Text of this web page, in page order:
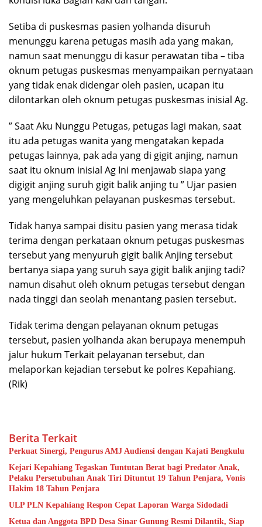
Setiba di puskesmas pasien yolhanda disuruh
menunggu karena petugas masih ada yang makan,
namun saat menunggu di kasur perawatan tiba – tiba
oknum petugas puskesmas menyampaikan pernyataan
yang tidak enak didengar oleh pasien, ucapan itu
dilontarkan oleh oknum petugas puskesmas inisial Ag.
” Saat Aku Nunggu Petugas, petugas lagi makan, saat
itu ada petugas wanita yang mengatakan kepada
petugas lainnya, pak ada yang di gigit anjing, namun
saat itu oknum inisial Ag Ini menjawab siapa yang
digigit anjing suruh gigit balik anjing tu ” Ujar pasien
yang mengeluhkan pelayanan puskesmas tersebut.
Tidak hanya sampai disitu pasien yang merasa tidak
terima dengan perkataan oknum petugas puskesmas
tersebut yang menyuruh gigit balik Anjing tersebut
bertanya siapa yang suruh saya gigit balik anjing tadi?
namun disahut oleh oknum petugas tersebut dengan
nada tinggi dan seolah menantang pasien tersebut.
Tidak terima dengan pelayanan oknum petugas
tersebut, pasien yolhanda akan berupaya menempuh
jalur hukum Terkait pelayanan tersebut, dan
melaporkan kejadian tersebut ke polres Kepahiang.
(Rik)
Berita Terkait
Perkuat Sinergi, Pengurus AMJ Audiensi dengan Kajati Bengkulu
Kejari Kepahiang Tegaskan Tuntutan Berat bagi Predator Anak,
Pelaku Persetubuhan Anak Tiri Dituntut 19 Tahun Penjara, Vonis
Hakim 18 Tahun Penjara
ULP PLN Kepahiang Respon Cepat Laporan Warga Sidodadi
Ketua dan Anggota BPD Desa Sinar Gunung Resmi Dilantik, Siap